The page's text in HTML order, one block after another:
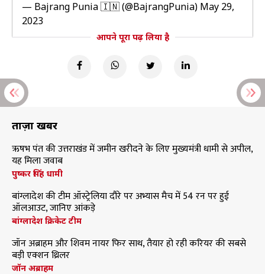
— Bajrang Punia 🇮🇳 (@BajrangPunia) May 29,
2023
आपने पूरा पढ़ लिया है
ताज़ा खबरें
ऋषभ पंत की उत्तराखंड में जमीन खरीदने के लिए मुख्यमंत्री धामी से अपील,
यह मिला जवाब
पुष्कर सिंह धामी
बांग्लादेश की टीम ऑस्ट्रेलिया दौरे पर अभ्यास मैच में 54 रन पर हुई
ऑलआउट, जानिए आंकड़े
बांग्लादेश क्रिकेट टीम
जॉन अब्राहम और शिवम नायर फिर साथ, तैयार हो रही करियर की सबसे
बड़ी एक्शन थ्रिलर
जॉन अब्राहम